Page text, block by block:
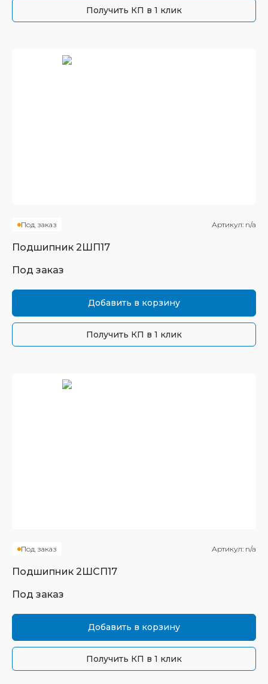
Получить КП в 1 клик
Под заказ Артикул: n/a
Подшипник 2ШП17
Под заказ
Добавить в корзину
Получить КП в 1 клик
Под заказ Артикул: n/a
Подшипник 2ШСП17
Под заказ
Добавить в корзину
Получить КП в 1 клик